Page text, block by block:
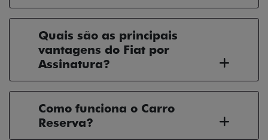
Quais são as principais
vantagens do Fiat por
Assinatura?
Como funciona o Carro
Reserva?